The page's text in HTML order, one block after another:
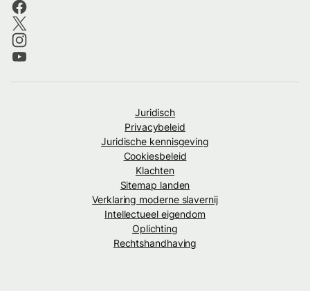
Juridisch
Privacybeleid
Juridische kennisgeving
Cookiesbeleid
Klachten
Sitemap landen
Verklaring moderne slavernij
Intellectueel eigendom
Oplichting
Rechtshandhaving